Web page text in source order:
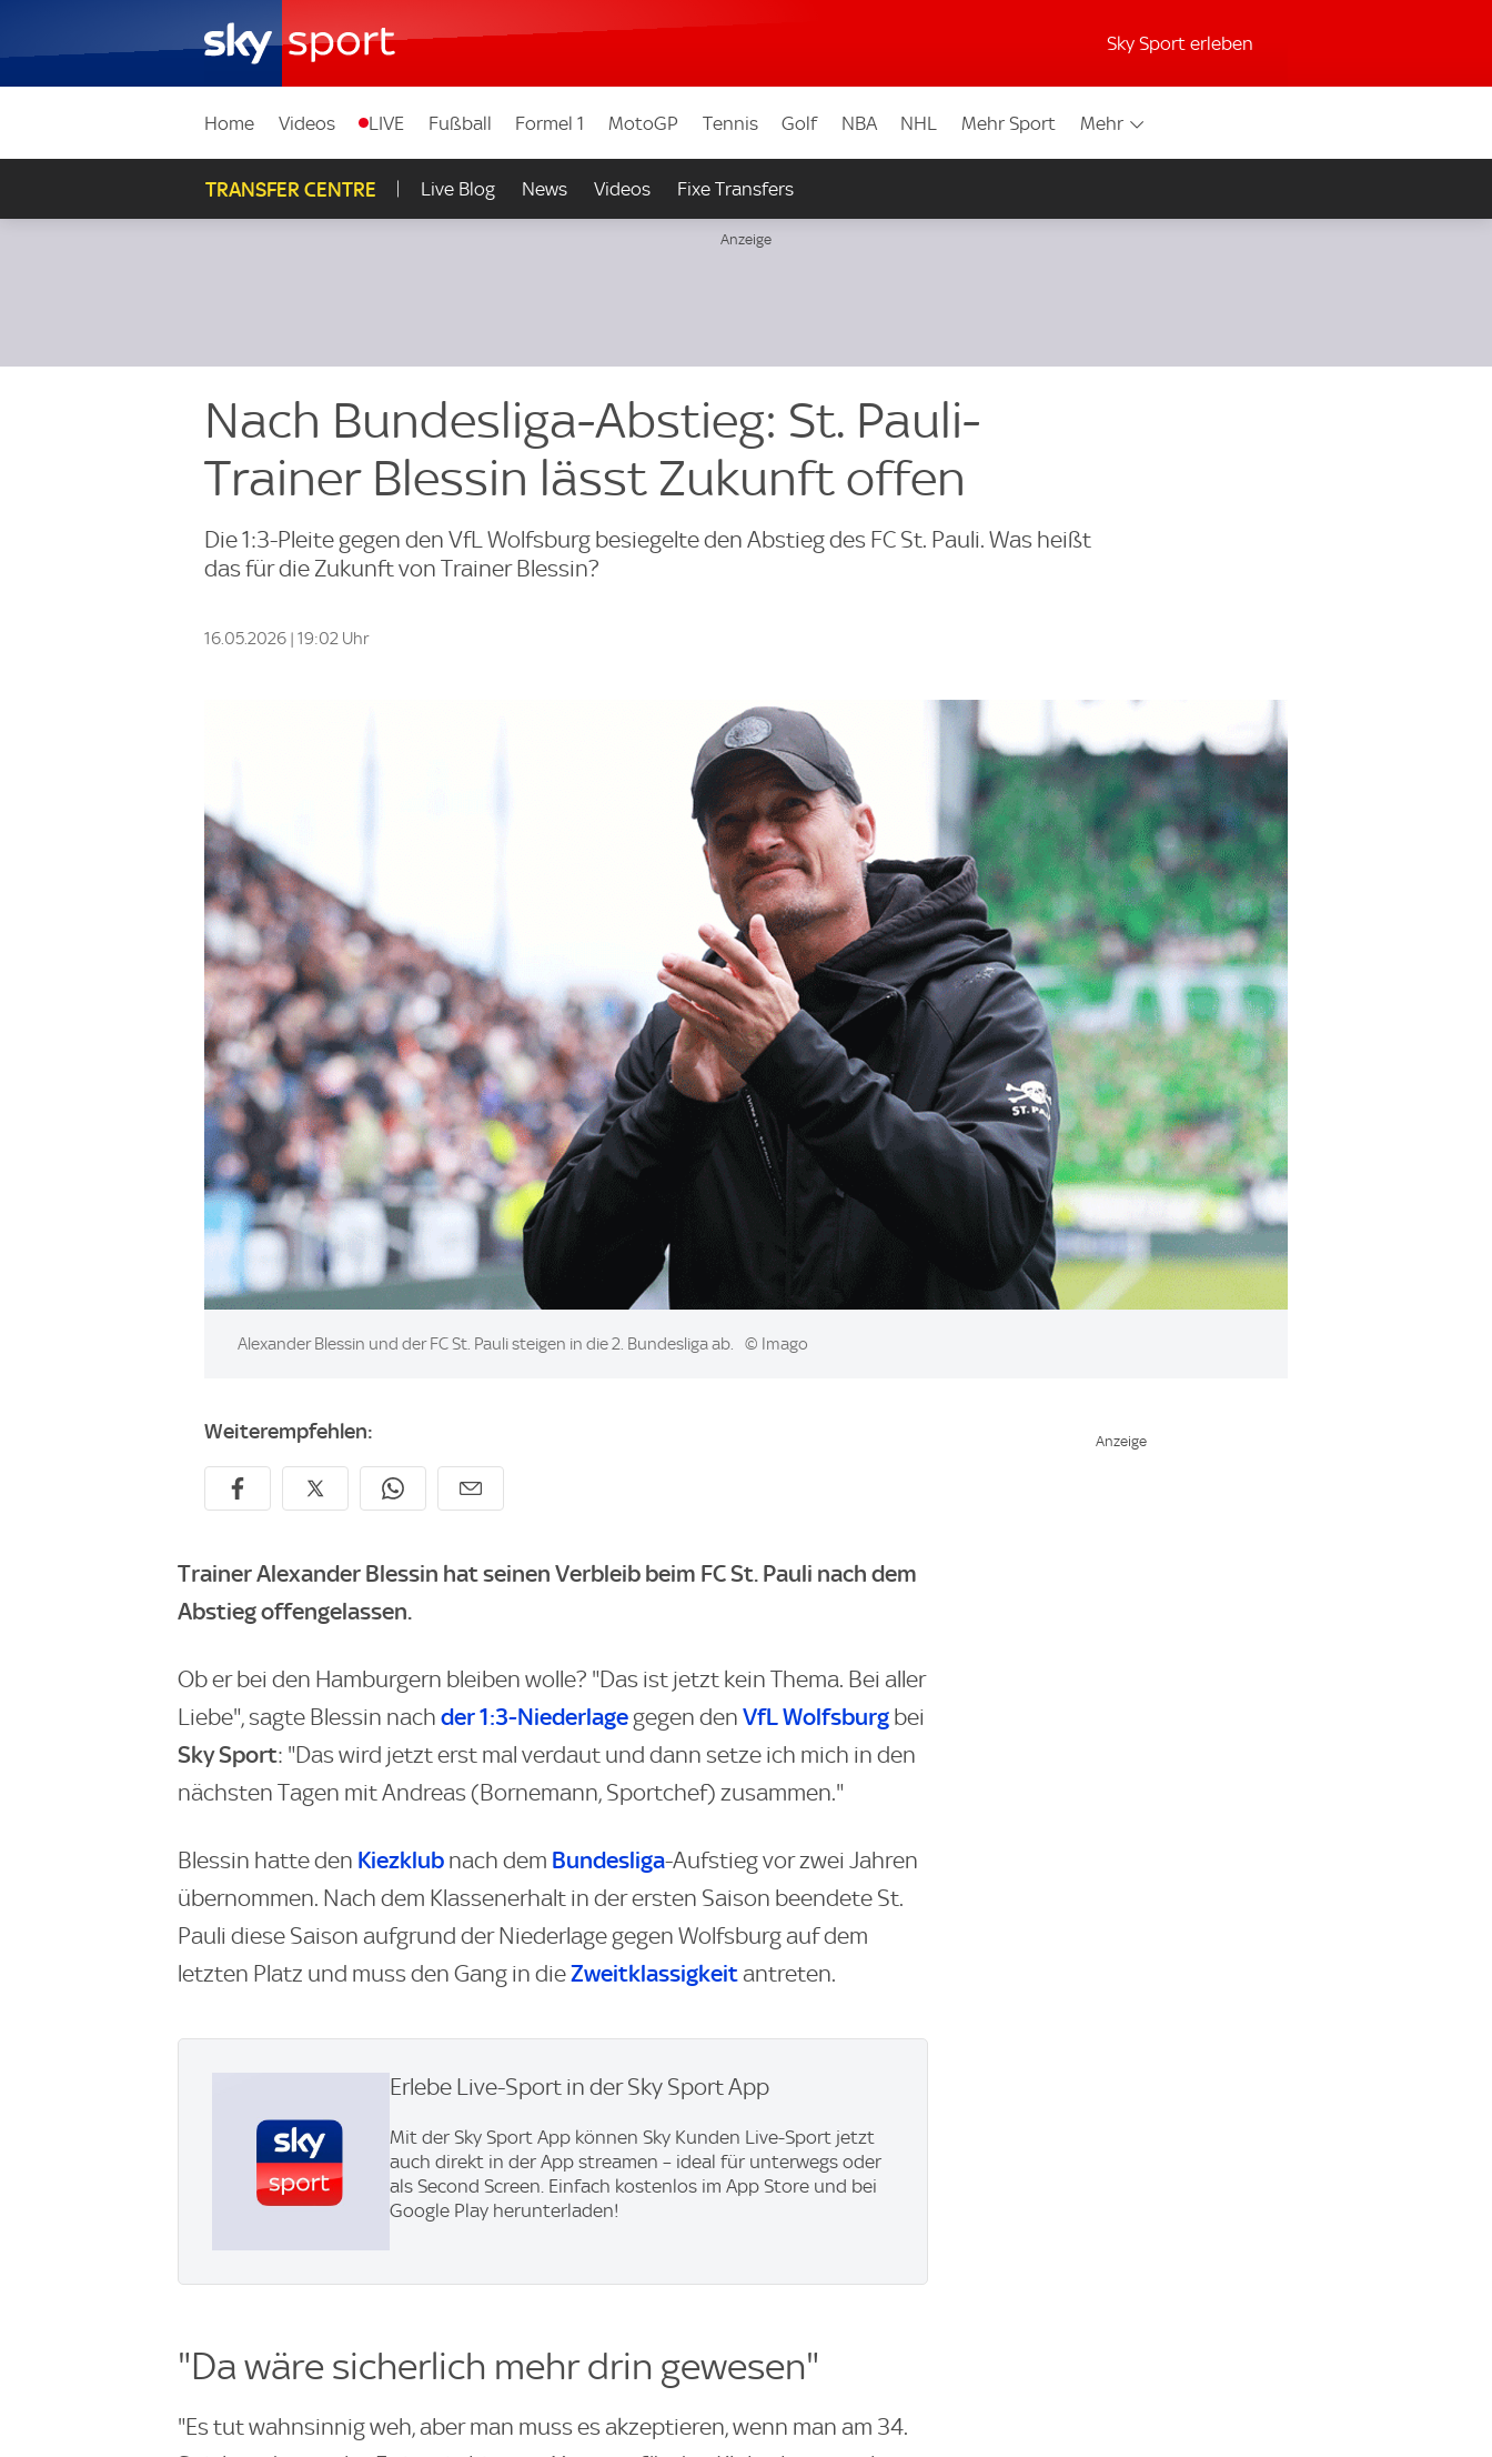
Sky Sport erleben
Home Videos LIVE Fußball Formel 1 MotoGP Tennis Golf NBA NHL Mehr Sport Mehr
TRANSFER CENTRE Live Blog News Videos Fixe Transfers
Nach Bundesliga-Abstieg: St. Pauli-
Trainer Blessin lässt Zukunft offen
Die 1:3-Pleite gegen den VfL Wolfsburg besiegelte den Abstieg des FC St. Pauli. Was heißt
das für die Zukunft von Trainer Blessin?
16.05.2026 | 19:02 Uhr
Image:
Alexander Blessin und der FC St. Pauli steigen in die 2. Bundesliga ab. © Imago
Weiterempfehlen:
Trainer Alexander Blessin hat seinen Verbleib beim FC St. Pauli nach dem
Abstieg offengelassen.
Ob er bei den Hamburgern bleiben wolle? "Das ist jetzt kein Thema. Bei aller
Liebe", sagte Blessin nach der 1:3-Niederlage gegen den VfL Wolfsburg bei
Sky Sport: "Das wird jetzt erst mal verdaut und dann setze ich mich in den
nächsten Tagen mit Andreas (Bornemann, Sportchef) zusammen."
Blessin hatte den Kiezklub nach dem Bundesliga-Aufstieg vor zwei Jahren
übernommen. Nach dem Klassenerhalt in der ersten Saison beendete St.
Pauli diese Saison aufgrund der Niederlage gegen Wolfsburg auf dem
letzten Platz und muss den Gang in dieZweitklassigkeitantreten.
Erlebe Live-Sport in der Sky Sport App
Mit der Sky Sport App können Sky Kunden Live-Sport jetzt
auch direkt in der App streamen – ideal für unterwegs oder
als Second Screen. Einfach kostenlos im App Store und bei
Google Play herunterladen!
"Da wäre sicherlich mehr drin gewesen"
"Es tut wahnsinnig weh, aber man muss es akzeptieren, wenn man am 34.